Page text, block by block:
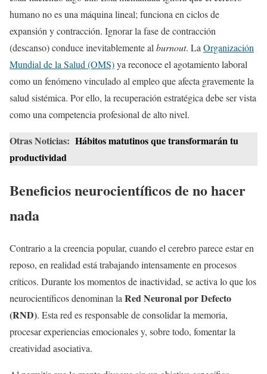
humano no es una máquina lineal; funciona en ciclos de
expansión y contracción. Ignorar la fase de contracción
(descanso) conduce inevitablemente alburnout. LaOrganización
Mundial de la Salud (OMS)ya reconoce el agotamiento laboral
como un fenómeno vinculado al empleo que afecta gravemente la
salud sistémica. Por ello, la recuperación estratégica debe ser vista
como una competencia profesional de alto nivel.
Otras Noticias: Hábitos matutinos que transformarán tu
productividad
Beneficios neurocientíficos de no hacer
nada
Contrario a la creencia popular, cuando el cerebro parece estar en
reposo, en realidad está trabajando intensamente en procesos
críticos. Durante los momentos de inactividad, se activa lo que los
neurocientíficos denominan laRed Neuronal por Defecto
(RND). Esta red es responsable de consolidar la memoria,
procesar experiencias emocionales y, sobre todo, fomentar la
creatividad asociativa.